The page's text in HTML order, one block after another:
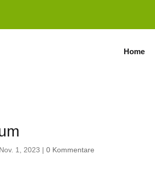
Home
Nov. 1, 2023 |0 Kommentare